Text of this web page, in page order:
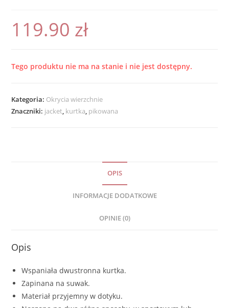
119.90 zł
Tego produktu nie ma na stanie i nie jest dostępny.
Kategoria: Okrycia wierzchnie
Znaczniki: jacket, kurtka, pikowana
OPIS
INFORMACJE DODATKOWE
OPINIE (0)
Opis
Wspaniała dwustronna kurtka.
Zapinana na suwak.
Materiał przyjemny w dotyku.